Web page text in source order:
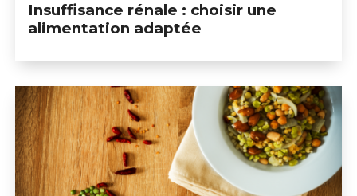
Insuffisance rénale : choisir une
alimentation adaptée